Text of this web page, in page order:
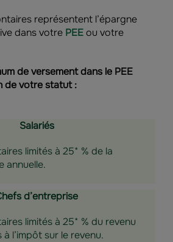
représentent l’épargne
dans votre PEEou votre
de versement dans le PEE
de votre statut :
Salariés
limités à 25* % de la
annuelle.
d’entreprise
limités à 25* % du revenu
l’impôt sur le revenu.